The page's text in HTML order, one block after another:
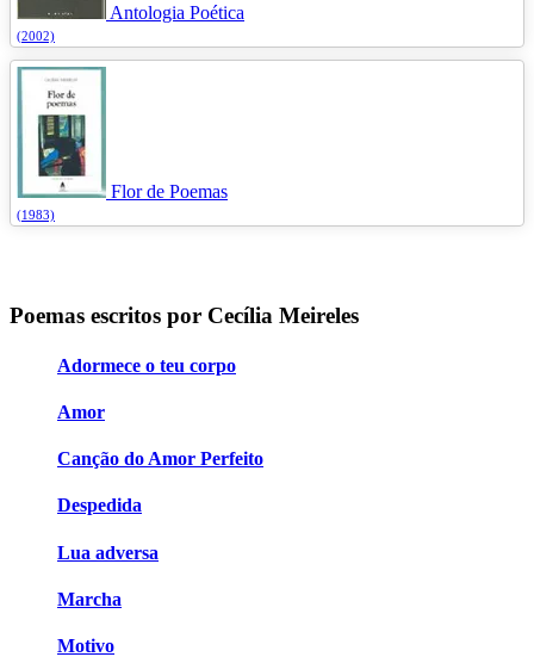
Antologia Poética
(2002)
Flor de Poemas
(1983)
Poemas escritos por Cecília Meireles
Adormece o teu corpo
Amor
Canção do Amor Perfeito
Despedida
Lua adversa
Marcha
Motivo